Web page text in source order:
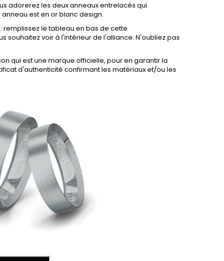
adorerez les deux anneaux entrelacés qui
est en or blanc design.
le tableau en bas de cette
souhaitez voir à l'intérieur de l'alliance. N'oubliez pas
qui est une marque officielle, pour en garantir la
d'authenticité confirmant les matériaux et/ou les